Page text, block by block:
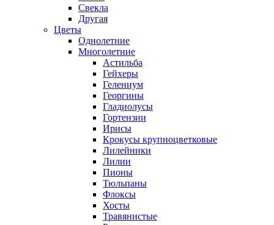
Свекла
Другая
Цветы
Однолетние
Многолетние
Астильба
Гейхеры
Гелениум
Георгины
Гладиолусы
Гортензии
Ирисы
Крокусы крупноцветковые
Лилейники
Лилии
Пионы
Тюльпаны
Флоксы
Хосты
Травянистые